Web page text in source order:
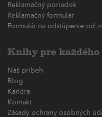
Reklamačný poriadok
Reklamačný formulár
Formulár na odstúpenie od
Knihy pre každého
Náš príbeh
Blog
Kariéra
Kontakt
Zásady ochrany osobných